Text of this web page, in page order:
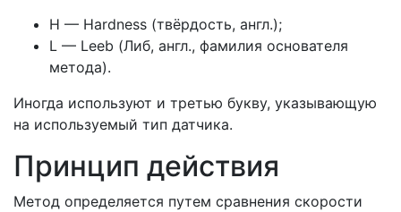
H — Hardness (твёрдость, англ.);
L — Leeb (Либ, англ., фамилия основателя
метода).
Иногда используют и третью букву, указывающую
на используемый тип датчика.
Принцип действия
Метод определяется путем сравнения скорости